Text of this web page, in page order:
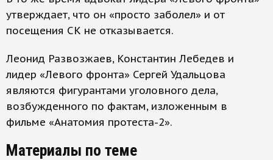
утверждает, что он «просто заболел» и от
посещения СК не отказывается.
Леонид Развозжаев, Константин Лебедев и
лидер «Левого фронта» Сергей Удальцова
являются фигурантами уголовного дела,
возбужденного по фактам, изложенным в
фильме «Анатомия протеста-2».
Материалы по теме